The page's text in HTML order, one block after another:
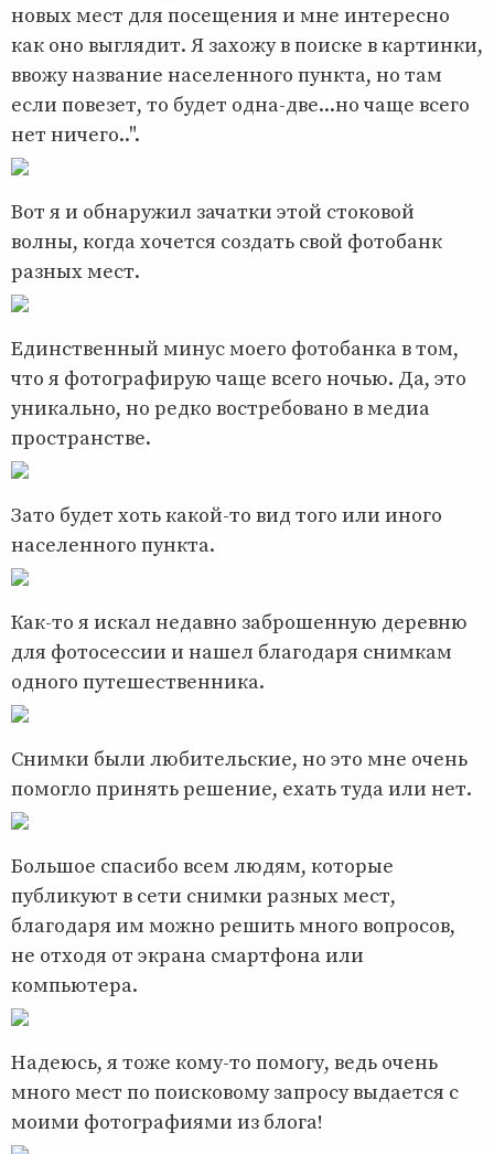
новых мест для посещения и мне интересно
как оно выглядит. Я захожу в поиске в картинки,
ввожу название населенного пункта, но там
если повезет, то будет одна-две...но чаще всего
нет ничего..".
Вот я и обнаружил зачатки этой стоковой
волны, когда хочется создать свой фотобанк
разных мест.
Единственный минус моего фотобанка в том,
что я фотографирую чаще всего ночью. Да, это
уникально, но редко востребовано в медиа
пространстве.
Зато будет хоть какой-то вид того или иного
населенного пункта.
Как-то я искал недавно заброшенную деревню
для фотосессии и нашел благодаря снимкам
одного путешественника.
Снимки были любительские, но это мне очень
помогло принять решение, ехать туда или нет.
Большое спасибо всем людям, которые
публикуют в сети снимки разных мест,
благодаря им можно решить много вопросов,
не отходя от экрана смартфона или
компьютера.
Надеюсь, я тоже кому-то помогу, ведь очень
много мест по поисковому запросу выдается с
моими фотографиями из блога!